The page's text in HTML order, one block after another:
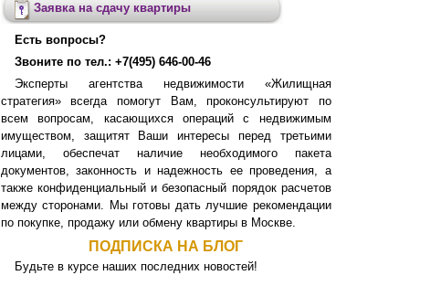
Заявка на сдачу квартиры
Есть вопросы?
Звоните по тел.: +7(495) 646-00-46
Эксперты агентства недвижимости «Жилищная
стратегия» всегда помогут Вам, проконсультируют по
всем вопросам, касающихся операций с недвижимым
имуществом, защитят Ваши интересы перед третьими
лицами, обеспечат наличие необходимого пакета
документов, законность и надежность ее проведения, а
также конфиденциальный и безопасный порядок расчетов
между сторонами. Мы готовы дать лучшие рекомендации
по покупке, продажу или обмену квартиры в Москве.
ПОДПИСКА НА БЛОГ
Будьте в курсе наших последних новостей!